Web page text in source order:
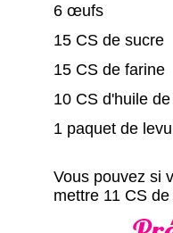
6 œufs
15 CS de sucre
15 CS de farine
10 CS d'huile
1 paquet de
Vous pouvez si
mettre 11 CS